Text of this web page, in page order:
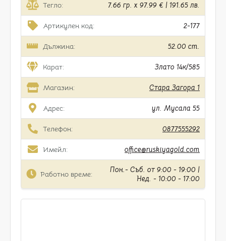
Тегло: 7.66 гр. x 97.99 € | 191.65 лв.
Артикулен код: 2-177
Дължина: 52.00 cm.
Карат: Злато 14к/585
Магазин: Стара Загора 1
Адрес: ул. Мусала 55
Телефон: 0877555292
Имейл: office@ruskiyagold.com
Работно време:
Пон.- Съб. от 9:00 - 19:00 |
Нед. - 10:00 - 17:00